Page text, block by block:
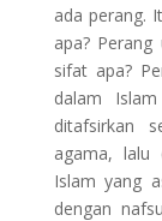
ada perang.
apa?
sifat apa?
dalam
ditafsirkan
agama, lalu
Islam yang
dengan